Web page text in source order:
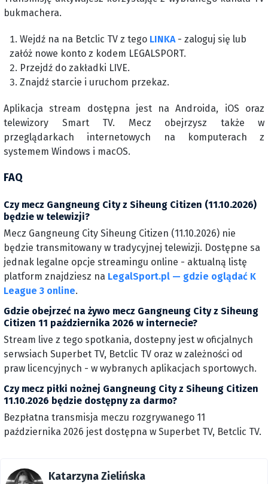
bukmachera.
Wejdź na na Betclic TV z tego LINKA- zaloguj się lub
załóż nowe konto z kodem LEGALSPORT.
Przejdź do zakładki LIVE.
Znajdź starcie i uruchom przekaz.
Aplikacja stream dostępna jest na Androida, iOS oraz
telewizory Smart TV. Mecz obejrzysz także w
przeglądarkach internetowych na komputerach z
systemem Windows i macOS.
FAQ
Czy mecz Gangneung City z Siheung Citizen (11.10.2026)
będzie w telewizji?
Mecz Gangneung City Siheung Citizen (11.10.2026) nie
będzie transmitowany w tradycyjnej telewizji. Dostępne sa
jednak legalne opcje streamingu online - aktualną listę
platform znajdziesz na LegalSport.pl — gdzie oglądać K
League 3 online.
Gdzie obejrzeć na żywo mecz Gangneung City z Siheung
Citizen 11 października 2026 w internecie?
Stream live z tego spotkania, dostepny jest w oficjalnych
serwsiach Superbet TV, Betclic TV oraz w zależności od
praw licencyjnych - w wybranych aplikacjach sportowych.
Czy mecz piłki nożnej Gangneung City z Siheung Citizen
11.10.2026 będzie dostępny za darmo?
Bezpłatna transmisja meczu rozgrywanego 11
października 2026 jest dostępna w Superbet TV, Betclic TV.
Katarzyna Zielińska